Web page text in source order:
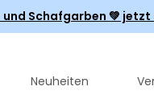
Schafgarben 💚
Neuheiten